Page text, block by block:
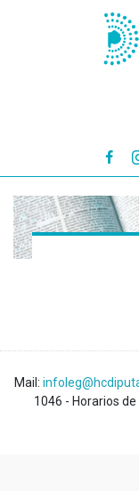

Mail:
1046 - Horarios